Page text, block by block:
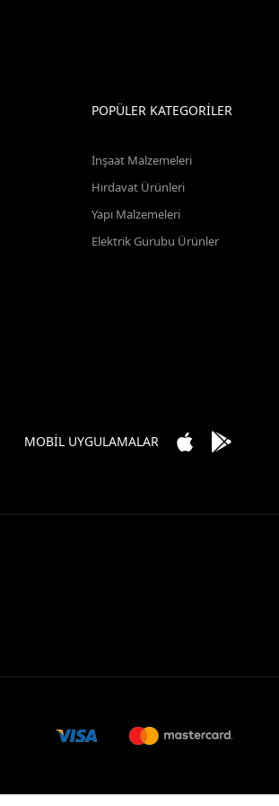
POPÜLER KATEGORİLER
İnşaat Malzemeleri
Hırdavat Ürünleri
Yapı Malzemeleri
Elektrik Gurubu Ürünler
MOBİL UYGULAMALAR